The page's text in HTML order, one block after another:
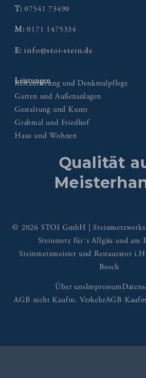
T:07541 73490
M: 0171 1475334
E: info@stoi-stein.de
Leistungen
Restaurierung und Denkmalpflege
Garten und Außenanlagen
Gestaltung und Kunst
Grabmal und Friedhof
Haus und Wohnen
Qualität
© 2026 STOI GmbH |
Steinmetz für´s Allgäu und am
Steinmetzmeister und Restaurator
Bosch
Über unsImpressum
AGB nicht Kaufm. VerkehrAGB